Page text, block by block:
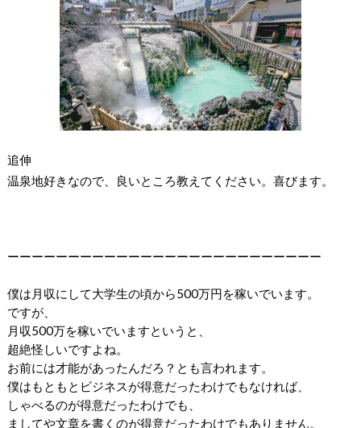
追伸
温泉地好きなので、良いところ教えてください。喜びます。
ーーーーーーーーーーーーーーーーーーーーーーーーーー
僕は月収にして大学生の頃から500万円を稼いでいます。
ですが、
月収500万を稼いでいますというと、
超絶怪しいですよね。
お前には才能があったんだろ？とも言われます。
僕はもともとビジネスが得意だったわけでもなければ、
しゃべるのが得意だったわけでも、
ましてや文章を書くのが得意だったわけでもありません。